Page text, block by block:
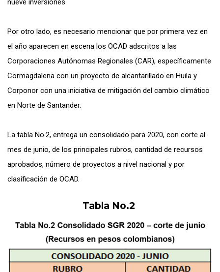
Por otro lado, es necesario mencionar que por primera vez en
el año aparecen en escena los OCAD adscritos a las
Corporaciones Autónomas Regionales (CAR), específicamente
Cormagdalena con un proyecto de alcantarillado en Huila y
Corponor con una iniciativa de mitigación del cambio climático
en Norte de Santander.
La tabla No.2, entrega un consolidado para 2020, con corte al
mes de junio, de los principales rubros, cantidad de recursos
aprobados, número de proyectos a nivel nacional y por
clasificación de OCAD.
Tabla No.2